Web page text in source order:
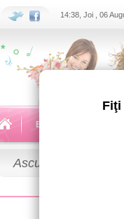
Fiţi
14:38, Joi , 06
Echipa
Ascultă